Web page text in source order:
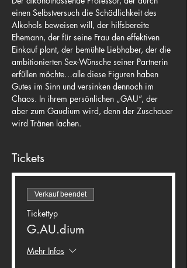
einen Selbstversuch die Schädlichkeit des
Alkohols beweisen will, der hilfsbereite
Ehemann, der für seine Frau den effektiven
Einkauf plant, der bemühte Liebhaber, der die
ambitionierten Sex-Wünsche seiner Partnerin
erfüllen möchte…alle diese Figuren haben
Gutes im Sinn und versinken dennoch im
Chaos. In ihrem persönlichen „GAU“, der
aber zum Gaudium wird, denn der Zuschauer
wird Tränen lachen.
Tickets
Verkauf beendet
Tickettyp
G.AU.dium
Mehr Infos